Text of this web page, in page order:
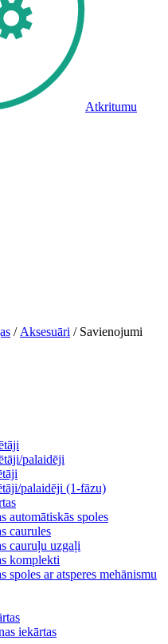
Atkritumu
/ Aksesuāri / Savienojumi
palaidēji
palaidēji (1-fāzu)
automātiskās spoles
caurules
cauruļu uzgaļi
komplekti
spoles ar atsperes mehānismu
iekārtas